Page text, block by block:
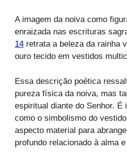
A imagem da noiva como
enraizada nas escrituras
14 retrata a beleza da rainha
ouro tecido em vestidos
Essa descrição poética
pureza física da noiva, mas
espiritual diante do Senhor. É
como o simbolismo do
aspecto material para
profundo relacionado à alma